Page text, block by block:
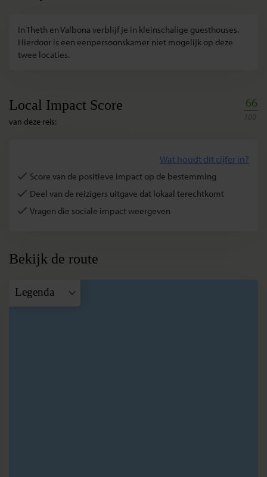
In Theth en Valbona verblijf je in kleinschalige guesthouses.
Hierdoor is een eenpersoonskamer niet mogelijk op deze
twee locaties.
Local Impact Score
van deze reis:
66
Wat houdt dit cijfer in?
Score van de positieve impact op de bestemming
Deel van de reizigers uitgave dat lokaal terechtkomt
Vragen die sociale impact weergeven
Bekijk de route
Legenda